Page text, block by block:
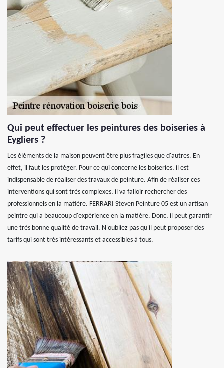
Qui peut effectuer les peintures des boiseries à
Eygliers ?
Les éléments de la maison peuvent être plus fragiles que d'autres. En
effet, il faut les protéger. Pour ce qui concerne les boiseries, il est
indispensable de réaliser des travaux de peinture. Afin de réaliser ces
interventions qui sont très complexes, il va falloir rechercher des
professionnels en la matière. FERRARI Steven Peinture 05 est un artisan
peintre qui a beaucoup d'expérience en la matière. Donc, il peut garantir
une très bonne qualité de travail. N'oubliez pas qu'il peut proposer des
tarifs qui sont très intéressants et accessibles à tous.